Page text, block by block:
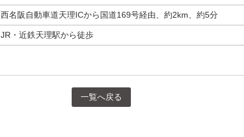
西名阪自動車道天理ICから国道169号経由、約2km、約5分
JR・近鉄天理駅から徒歩
一覧へ戻る